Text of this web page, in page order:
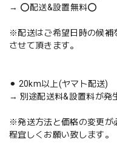
→ ⭕️配送&設置無料⭕️
※配送はご希望日時の候補
させて頂きます。
⚫︎ 20km以上(ヤマト配送)
→ 別途配送料&設置料が発
※発送方法と価格の変更が
程宜しくお願い致します。